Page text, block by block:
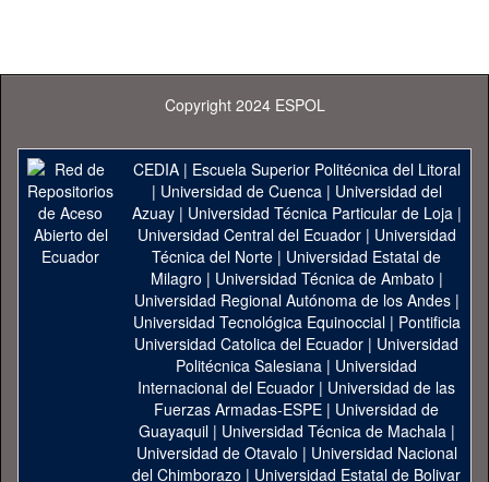
Copyright 2024 ESPOL
CEDIA| Escuela Superior Politécnica del Litoral
| Universidad de Cuenca| Universidad del
Azuay| Universidad Técnica Particular de Loja|
Universidad Central del Ecuador| Universidad
Técnica del Norte | Universidad Estatal de
Milagro | Universidad Técnica de Ambato |
Universidad Regional Autónoma de los Andes|
Universidad Tecnológica Equinoccial| Pontificia
Universidad Catolica del Ecuador | Universidad
Politécnica Salesiana | Universidad
Internacional del Ecuador | Universidad de las
Fuerzas Armadas-ESPE | Universidad de
Guayaquil| Universidad Técnica de Machala|
Universidad de Otavalo | Universidad Nacional
del Chimborazo | Universidad Estatal de Bolivar